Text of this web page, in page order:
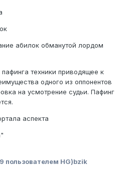
абилок обманутой лордом
техники приводящее к
одного из оппонентов
на усмотрение судьи. Пафинг
аспекта
пользователем HG)bzik